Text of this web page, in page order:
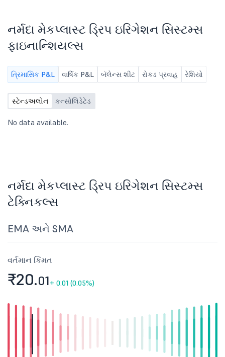
pursuant to Regulation 33 of SEBI
(Listing Obligations and Disclosure
Requirements) Regulations, 2015. 2.
Any other business that may deem
the Chair.
નર્મદા મેકપ્લાસ્ટ ડ્રિપ ઇરિગેશન સિસ્ટમ્સ
ફાઇનાન્શિયલ્સ
ત્રિમાસિક P&L વાર્ષિક P&L બૅલેન્સ શીટ રોકડ પ્રવાહ રેશિયો
સ્ટેન્ડઅલોન કન્સોલિડેટેડ
No data available.
નર્મદા મેકપ્લાસ્ટ ડ્રિપ ઇરિગેશન સિસ્ટમ્સ
ટેક્નિકલ્સ
EMA અને SMA
વર્તમાન કિંમત
₹20.01+ 0.01 (0.05%)